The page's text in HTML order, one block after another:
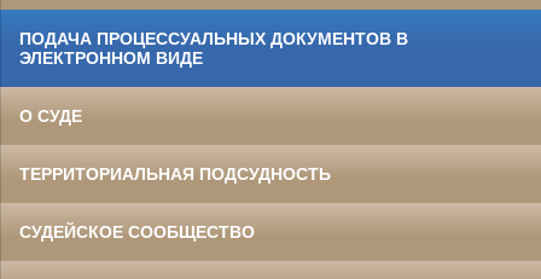
ПОДАЧА ПРОЦЕССУАЛЬНЫХ ДОКУМЕНТОВ В
ЭЛЕКТРОННОМ ВИДЕ
О СУДЕ
ТЕРРИТОРИАЛЬНАЯ ПОДСУДНОСТЬ
СУДЕЙСКОЕ СООБЩЕСТВО